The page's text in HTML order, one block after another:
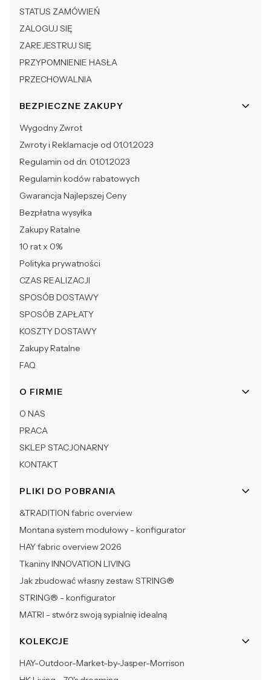
STATUS ZAMÓWIEŃ
ZALOGUJ SIĘ
ZAREJESTRUJ SIĘ
PRZYPOMNIENIE HASŁA
PRZECHOWALNIA
BEZPIECZNE ZAKUPY
Wygodny Zwrot
Zwroty i Reklamacje od 01.01.2023
Regulamin od dn. 01.01.2023
Regulamin kodów rabatowych
Gwarancja Najlepszej Ceny
Bezpłatna wysyłka
Zakupy Ratalne
10 rat x 0%
Polityka prywatności
CZAS REALIZACJI
SPOSÓB DOSTAWY
SPOSÓB ZAPŁATY
KOSZTY DOSTAWY
Zakupy Ratalne
FAQ
O FIRMIE
O NAS
PRACA
SKLEP STACJONARNY
KONTAKT
PLIKI DO POBRANIA
&TRADITION fabric overview
Montana system modułowy - konfigurator
HAY fabric overview 2026
Tkaniny INNOVATION LIVING
Jak zbudować własny zestaw STRING®
STRING® - konfigurator
MATRI - stwórz swoją sypialnię idealną
KOLEKCJE
HAY-Outdoor-Market-by-Jasper-Morrison